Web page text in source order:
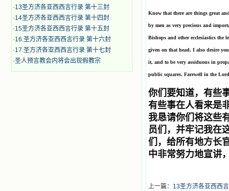
·13圣方济各亚西西言行录 第十三封
·14圣方济各亚西西言行录 第十四封
·15圣方济各亚西西言行录 第十五封
·16.圣方济各亚西西言行录 第十六封
·17.圣方济各亚西西言行录 第十七封
·圣人预言教会内将会出现假教宗
Know that there are things great
by men as very precious and
Bishops and other ecclesiastics
given on that head. I also desire
it, and to be very assiduous in
public squares. Farewell in the
你们要知道，有些
有些事在人看来是
我恳请你们将这些
员们，并牢记我在
们，给所有地方长
中非常努力地宣讲
上一篇： 13圣方济各亚西西